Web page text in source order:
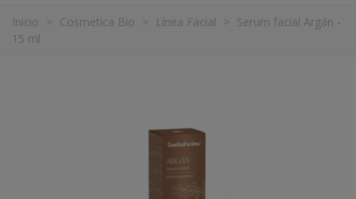
Inicio > Cosmetica Bio > Línea Facial > Serum facial Argán -
15 ml